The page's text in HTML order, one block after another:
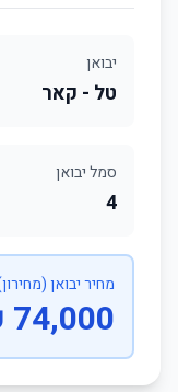
יבואן
טל - קאר
סמל יבואן
4
מחיר יבואן
74,000 ₪